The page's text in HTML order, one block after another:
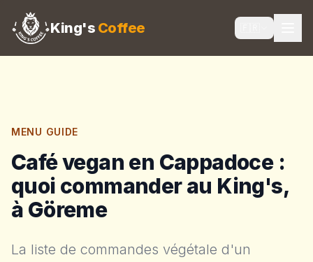
King's Coffee
MENU GUIDE
Café vegan en Cappadoce :
quoi commander au King's,
à Göreme
La liste de commandes végétale d'un